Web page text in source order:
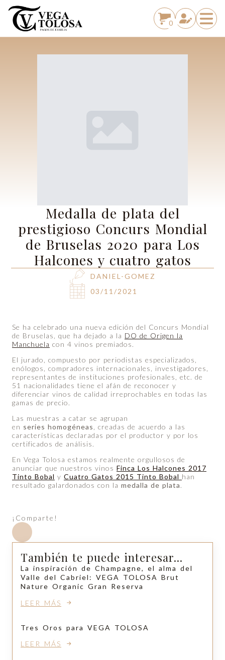
0
Medalla de plata del
prestigioso Concurs Mondial
de Bruselas 2020 para Los
Halcones y cuatro gatos
DANIEL-GOMEZ
03/11/2021
Se ha celebrado una nueva edición del Concurs Mondial
de Bruselas, que ha dejado a la DO de Origen la
Manchuela con 4 vinos premiados.
El jurado, compuesto por periodistas especializados,
enólogos, compradores internacionales, investigadores,
representantes de instituciones profesionales, etc. de
51 nacionalidades tiene el afán de reconocer y
diferenciar vinos de calidad irreprochables en todas las
gamas de precio.
Las muestras a catar se agrupan
en series homogéneas
, creadas de acuerdo a las
características declaradas por el productor y por los
certificados de análisis.
En Vega Tolosa estamos realmente orgullosos de
anunciar que nuestros vinos Finca Los Halcones 2017
Tinto Bobal y Cuatro Gatos 2015 Tinto Bobal han
resultado galardonados con la medalla de plata.
¡Comparte!
También te puede interesar...
La inspiración de Champagne, el alma del
Valle del Cabriel: VEGA TOLOSA Brut
Nature Organic Gran Reserva
LEER MÁS
Tres Oros para VEGA TOLOSA
LEER MÁS